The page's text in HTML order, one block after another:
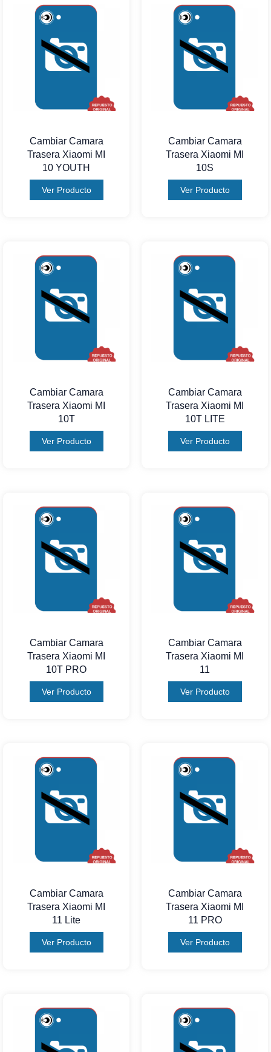
Cambiar Camara
Trasera Xiaomi MI
10 YOUTH
Ver Producto
Cambiar Camara
Trasera Xiaomi MI
10S
Ver Producto
Cambiar Camara
Trasera Xiaomi MI
10T
Ver Producto
Cambiar Camara
Trasera Xiaomi MI
10T LITE
Ver Producto
Cambiar Camara
Trasera Xiaomi MI
10T PRO
Ver Producto
Cambiar Camara
Trasera Xiaomi MI
11
Ver Producto
Cambiar Camara
Trasera Xiaomi MI
11 Lite
Ver Producto
Cambiar Camara
Trasera Xiaomi MI
11 PRO
Ver Producto